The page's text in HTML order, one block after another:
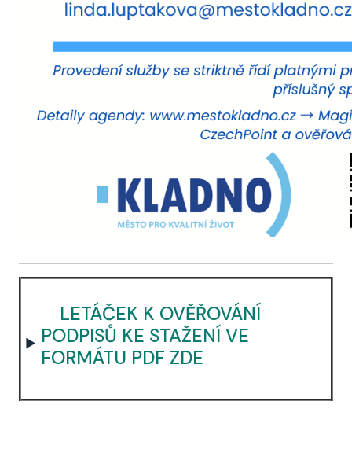
►
LETÁČEK K OVĚŘOVÁNÍ
PODPISŮ KE STAŽENÍ VE
FORMÁTU PDF ZDE